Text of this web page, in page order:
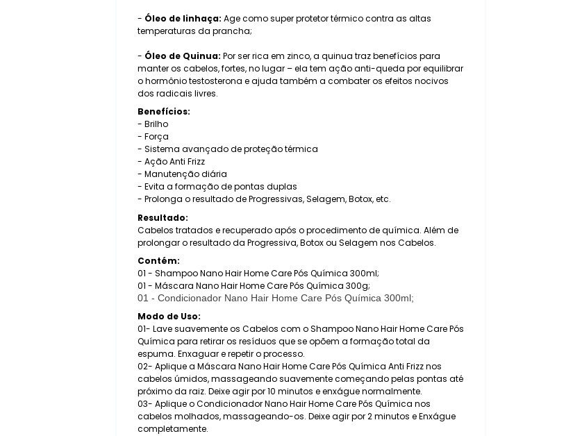
- Óleo de linhaça: Age como super protetor térmico contra as altas
temperaturas da prancha;
- Óleo de Quinua: Por ser rica em zinco, a quinua traz benefícios para
manter os cabelos, fortes, no lugar – ela tem ação anti-queda por equilibrar
o hormônio testosterona e ajuda também a combater os efeitos nocivos
dos radicais livres.
Benefícios:
- Brilho
- Força
- Sistema avançado de proteção térmica
- Ação Anti Frizz
- Manutenção diária
- Evita a formação de pontas duplas
- Prolonga o resultado de Progressivas, Selagem, Botox, etc.
Resultado:
Cabelos tratados e recuperado após o procedimento de química. Além de
prolongar o resultado da Progressiva, Botox ou Selagem nos Cabelos.
Contém:
01 - Shampoo Nano Hair Home Care Pós Química 300ml;
01 - Máscara Nano Hair Home Care Pós Química 300g;
01 - Condicionador Nano Hair Home Care Pós Química 300ml;
Modo de Uso:
01- Lave suavemente os Cabelos com o Shampoo Nano Hair Home Care Pós
Química para retirar os resíduos que se opõem a formação total da
espuma. Enxaguar e repetir o processo.
02- Aplique a Máscara Nano Hair Home Care Pós Química Anti Frizz nos
cabelos úmidos, massageando suavemente começando pelas pontas até
próximo da raiz. Deixe agir por 10 minutos e enxágue normalmente.
03- Aplique o Condicionador Nano Hair Home Care Pós Química nos
cabelos molhados, massageando-os. Deixe agir por 2 minutos e Enxágue
completamente.